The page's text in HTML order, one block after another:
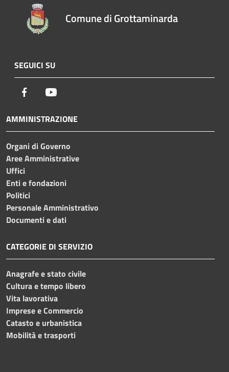
Comune di Grottaminarda
SEGUICI SU
Facebook
AMMINISTRAZIONE
Organi di Governo
Aree Amministrative
Uffici
Enti e fondazioni
Politici
Personale Amministrativo
Documenti e dati
CATEGORIE DI SERVIZIO
Anagrafe e stato civile
Cultura e tempo libero
Vita lavorativa
Imprese e Commercio
Catasto e urbanistica
Mobilità e trasporti